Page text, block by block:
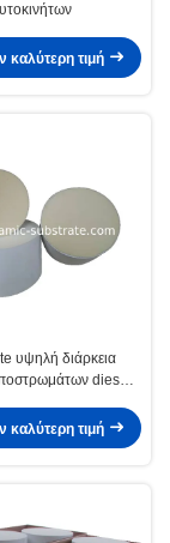
καλύτερη τιμή
υψηλή διάρκεια
diesel
καλύτερη τιμή